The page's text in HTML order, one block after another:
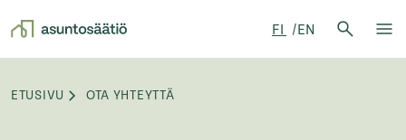
FI EN
Hae:
Browse:
ETUSIVU OTA YHTEYTTÄ